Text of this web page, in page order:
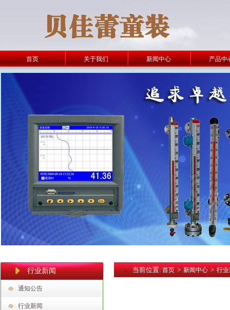
首页 关于我们 新闻中心 产品中
行业新闻
通知公告
行业新闻
当前位置:首页>新闻中心>行